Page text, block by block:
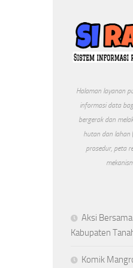
Halaman layanan
informasi data
bergerak dan
hutan dan lahan
prosedur, peta
Aksi
Kabupaten
Komik